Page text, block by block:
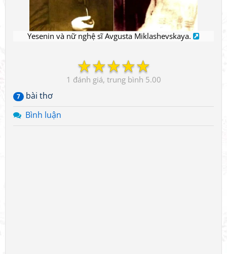
Yesenin và nữ nghệ sĩ Avgusta Miklashevskaya.
☆
☆
☆
☆
☆
1 5.00
7
bài thơ
Bình luận